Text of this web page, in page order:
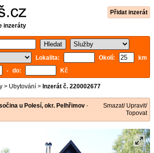
Přidat inzerát
inzeráty
Lokalita:
Okolí:
km
- do: Kč
> Ubytování > Inzerát č. 220002677
u Polesí, okr. Pelhřimov -
Smazat/ Upravit/
Topovat